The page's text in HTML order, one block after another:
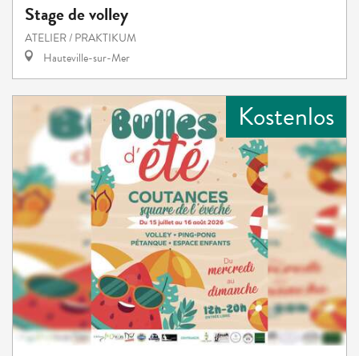
Stage de volley
ATELIER / PRAKTIKUM
Hauteville-sur-Mer
Kostenlos